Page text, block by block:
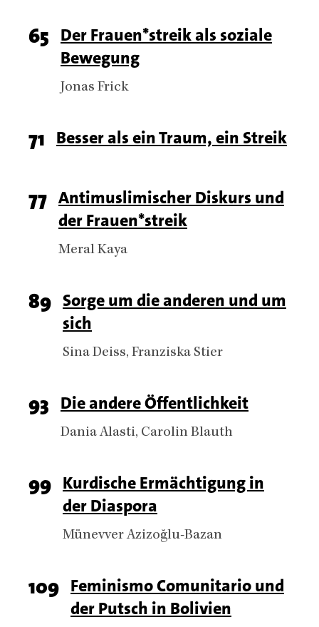
Page
number
65 Titel
Der Frauen*streik als soziale
Bewegung
Authors
Jonas Frick
Page
71 Titel
Besser als ein Traum, ein Streik
Page
number
77 Titel
Antimuslimischer Diskurs und
der Frauen*streik
Authors
Meral Kaya
Page
number
89 Titel
Sorge um die anderen und um
sich
Authors
Sina Deiss Franziska Stier
Page
number
93 Titel
Die andere Öffentlichkeit
Authors
Dania Alasti Carolin Blauth
Page
number
99 Titel
Kurdische Ermächtigung in
der Diaspora
Authors
Münevver Azizoğlu-Bazan
Page
number
109 Titel
Feminismo Comunitario und
der Putsch in Bolivien